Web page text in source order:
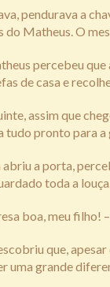
pendurava a
do Matheus. O
percebeu
de casa e
assim que
tudo pronto para a
abriu a porta,
toda a
boa, meu filho!
que, apesar
uma grande